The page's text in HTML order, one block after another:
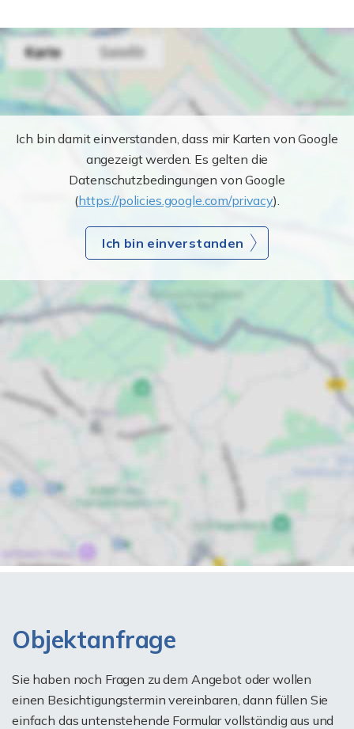
Ich bin damit einverstanden, dass mir Karten von Google
angezeigt werden. Es gelten die
Datenschutzbedingungen von Google
(https://policies.google.com/privacy).
Ich bin einverstanden
Objektanfrage
Sie haben noch Fragen zu dem Angebot oder wollen
einen Besichtigungstermin vereinbaren, dann füllen Sie
einfach das untenstehende Formular vollständig aus und